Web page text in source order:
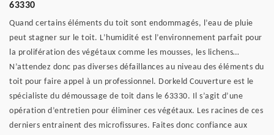
63330
Quand certains éléments du toit sont endommagés, l’eau de pluie
peut stagner sur le toit. L’humidité est l’environnement parfait pour
la prolifération des végétaux comme les mousses, les lichens…
N’attendez donc pas diverses défaillances au niveau des éléments du
toit pour faire appel à un professionnel. Dorkeld Couverture est le
spécialiste du démoussage de toit dans le 63330. Il s’agit d’une
opération d’entretien pour éliminer ces végétaux. Les racines de ces
derniers entrainent des microfissures. Faites donc confiance aux